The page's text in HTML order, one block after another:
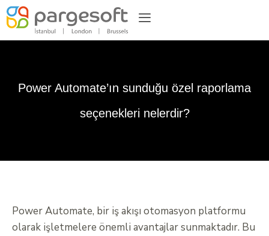
Power Automate’ın sunduğu özel raporlama
seçenekleri nelerdir?
Power Automate, bir iş akışı otomasyon platformu
olarak işletmelere önemli avantajlar sunmaktadır. Bu